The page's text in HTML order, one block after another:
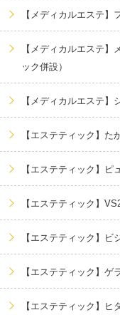
【メディカルエステ】
【メディカルエステ
ック併設）
【メディカルエステ】
【エステティック】た
【エステティック】ピ
【エステティック】
【エステティック】ビ
【エステティック】ゲ
【エステティック】ヒ